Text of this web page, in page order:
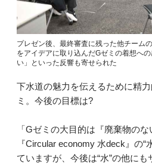
プレゼン後、最終審査に残った他チーム
をアイデアに取り込んだGゼミの着想へ
い」といった反響も寄せられた
下水道の魅力を伝えるために精
ミ。今後の目標は?
「Gゼミの大目的は『廃棄物のな
『Circular economy 水deck』の“
ていますが、今後は“水”の他に